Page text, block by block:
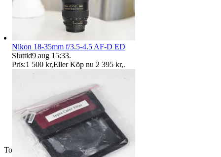
Toppsäljare
Nikon 18-35mm f/3.5-4.5 AF-D ED
Sluttid9 aug 15:33.
Pris:1 500 kr,Eller Köp nu 2 395 kr,.